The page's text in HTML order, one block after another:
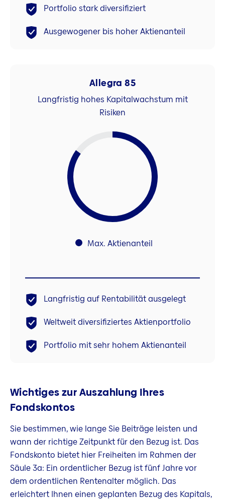
Portfolio stark diversifiziert
Ausgewogener bis hoher Aktienanteil
Allegra 85
Langfristig hohes Kapitalwachstum mit
Risiken
Max. Aktienanteil
Langfristig auf Rentabilität ausgelegt
Weltweit diversifiziertes Aktienportfolio
Portfolio mit sehr hohem Aktienanteil
Wichtiges zur Auszahlung Ihres
Fondskontos
Sie bestimmen, wie lange Sie Beiträge leisten und
wann der richtige Zeitpunkt für den Bezug ist. Das
Fondskonto bietet hier Freiheiten im Rahmen der
Säule 3a: Ein ordentlicher Bezug ist fünf Jahre vor
dem ordentlichen Rentenalter möglich. Das
erleichtert Ihnen einen geplanten Bezug des Kapitals,